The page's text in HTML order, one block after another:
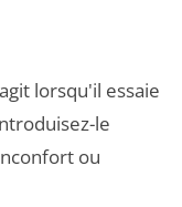
lorsqu'il essaie
le
ou